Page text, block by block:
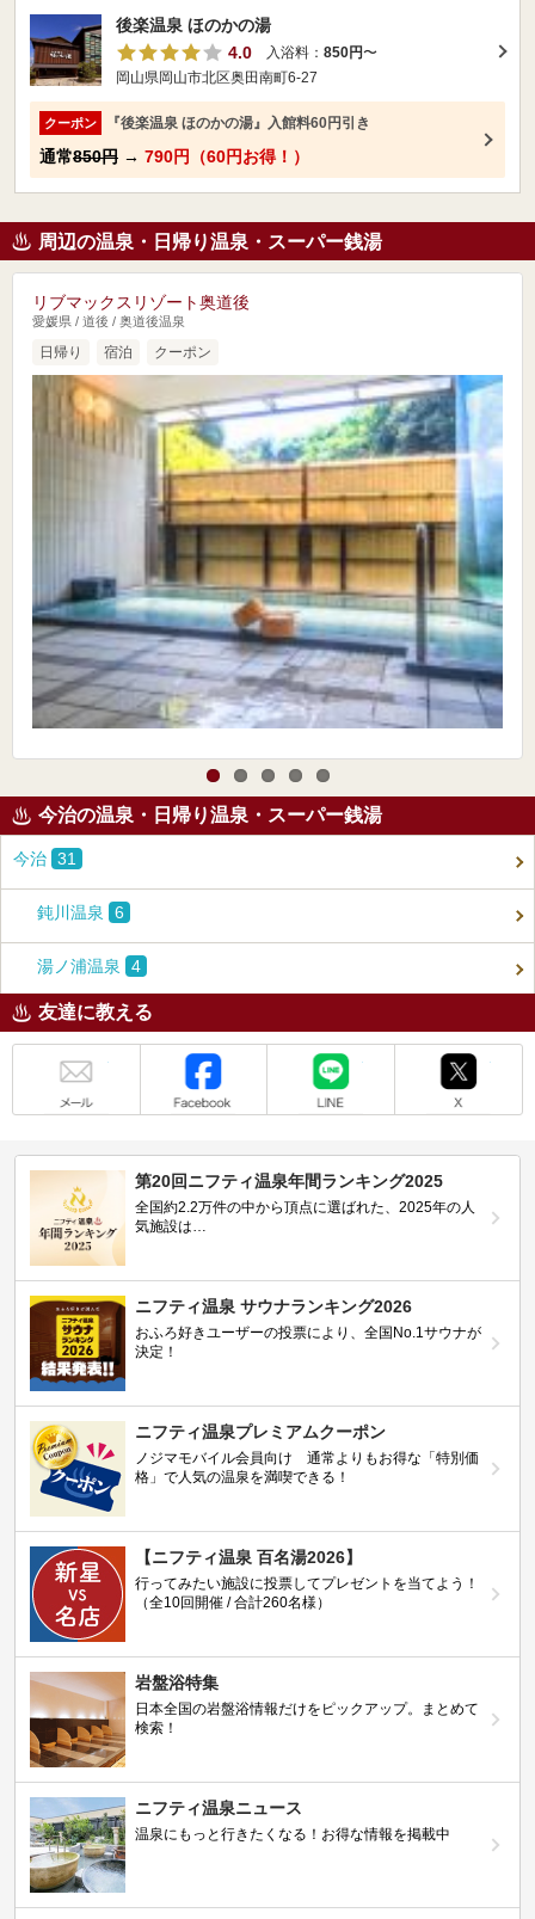
後楽温泉 ほのかの湯
4.0
入浴料： 850円〜
岡山県岡山市北区奥田南町6-27
クーポン 『後楽温泉 ほのかの湯』入館料60円引き
通常850円 → 790円（60円お得！）
周辺の温泉・日帰り温泉・スーパー銭湯
リブマックスリゾート奥道後
愛媛県 / 道後 / 奥道後温泉
日帰り 宿泊 クーポン
今治の温泉・日帰り温泉・スーパー銭湯
今治 31
鈍川温泉 6
湯ノ浦温泉 4
友達に教える
第20回ニフティ温泉年間ランキング2025
全国約2.2万件の中から頂点に選ばれた、2025年の人
気施設は…
ニフティ温泉 サウナランキング2026
おふろ好きユーザーの投票により、全国No.1サウナが
決定！
ニフティ温泉プレミアムクーポン
ノジマモバイル会員向け 通常よりもお得な「特別価
格」で人気の温泉を満喫できる！
【ニフティ温泉 百名湯2026】
行ってみたい施設に投票してプレゼントを当てよう！
（全10回開催 / 合計260名様）
岩盤浴特集
日本全国の岩盤浴情報だけをピックアップ。まとめて
検索！
ニフティ温泉ニュース
温泉にもっと行きたくなる！お得な情報を掲載中